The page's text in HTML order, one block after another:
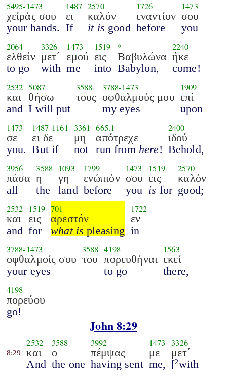
5495-1473
χείράς σου
your hands.
1487
ει
If
2570
καλόν
it is good
1726
εναντίον
before
1473
σου
you
2064
ελθείν
to go
3326
μετ΄
with
1473
εμού
me
1519
εις
into
*
Βαβυλώνα
Babylon,
2240
ήκε
come!
2532
και
and
5087
θήσω
I will put
3588
τους
3788-1473
οφθαλμούς μου
my eyes
1909
επί
upon
1473
σε
you.
1487-1161
ει δε
But if
3361
μη
not
665.1
απότρεχε
run from here!
2400
ιδού
Behold,
3956
πάσα
all
3588
η
the
1093
γη
land
1799
ενώπιόν
before
1473
σου
you
1519
εις
is for
2570
καλόν
good;
2532
και
and
1519
εις
for
701
αρεστόν
what is pleasing
1722
εν
in
3788-1473
οφθαλμοίς σου
your eyes
3588
του
4198
πορευθήναι
to go
1563
εκεί
there,
4198
πορεύου
go!
John 8:29
8:29
2532
και
And
3588
ο
the one
3992
πέμψας
having sent
1473
με
me,
3326
μετ΄
[2with